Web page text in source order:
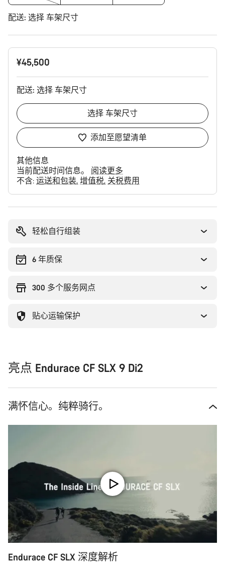
配送: 选择 车架尺寸
¥45,500
配送: 选择 车架尺寸
选择 车架尺寸
添加至愿望清单
其他信息
当前配送时间信息。 阅读更多
不含: 运送和包装 增值税 关税费用
轻松自行组装
6 年质保
300 多个服务网点
贴心运输保护
亮点 Endurace CF SLX 9 Di2
满怀信心。纯粹骑行。
Endurace CF SLX 深度解析